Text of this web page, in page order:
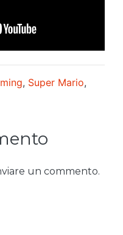
, Super Mario,
un commento.